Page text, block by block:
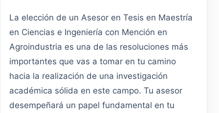
La elección de un Asesor en Tesis en Maestría
en Ciencias e Ingeniería con Mención en
Agroindustria es una de las resoluciones más
importantes que vas a tomar en tu camino
hacia la realización de una investigación
académica sólida en este campo. Tu asesor
desempeñará un papel fundamental en tu